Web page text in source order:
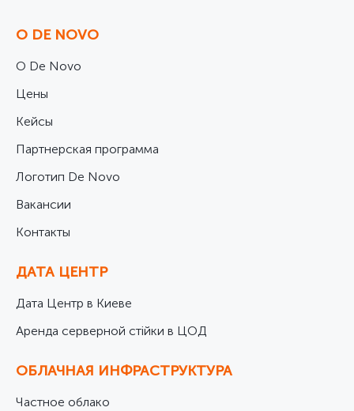
О DE NOVO
О De Novo
Цены
Кейсы
Партнерская программа
Логотип De Novo
Вакансии
Контакты
ДАТА ЦЕНТР
Дата Центр в Киеве
Аренда серверной стійки в ЦОД
ОБЛАЧНАЯ ИНФРАСТРУКТУРА
Частное облако